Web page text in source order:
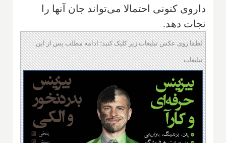
داروی کنونی احتمالا می‌تواند جان آنها را
نجات دهد.
لطفا روی عکس تبلیغات زیر کلیک کنید؛ ادامه مطلب پس از این
تبلیغات